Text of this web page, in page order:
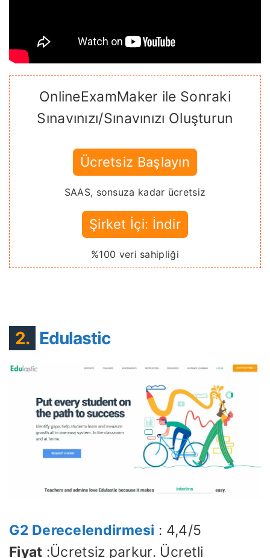
OnlineExamMaker ile Sonraki
Sınavınızı/Sınavınızı Oluşturun
Ücretsiz Başlayın
SAAS, sonsuza kadar ücretsiz
Şirket İçi: İndir
%100 veri sahipliği
2. Edulastic
G2 Derecelendirmesi : 4,4/5
Fiyat :Ücretsiz parkur. Ücretli